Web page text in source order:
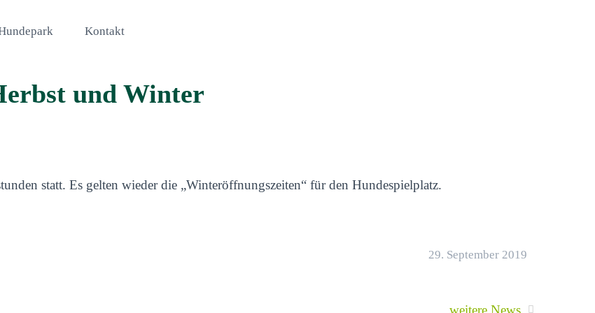
Kontakt
und Winter
statt. Es gelten wieder die „Winteröffnungszeiten“ für den Hundespielplatz.
29. September 2019
weitere News